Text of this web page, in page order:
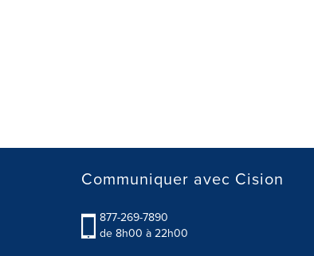
Communiquer avec Cision
877-269-7890
de 8h00 à 22h00